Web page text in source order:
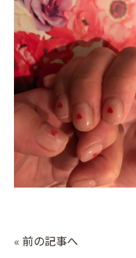
« 前の記事へ